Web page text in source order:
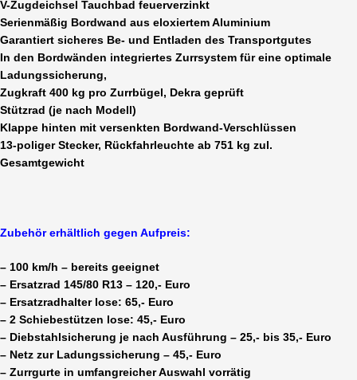
V-Zugdeichsel Tauchbad feuerverzinkt
Serienmäßig Bordwand aus eloxiertem Aluminium
Garantiert sicheres Be- und Entladen des Transportgutes
In den Bordwänden integriertes Zurrsystem für eine optimale
Ladungssicherung,
Zugkraft 400 kg pro Zurrbügel, Dekra geprüft
Stützrad (je nach Modell)
Klappe hinten mit versenkten Bordwand-Verschlüssen
13-poliger Stecker, Rückfahrleuchte ab 751 kg zul.
Gesamtgewicht
Zubehör erhältlich gegen Aufpreis:
– 100 km/h – bereits geeignet
– Ersatzrad 145/80 R13 – 120,- Euro
– Ersatzradhalter lose: 65,- Euro
– 2 Schiebestützen lose: 45,- Euro
– Diebstahlsicherung je nach Ausführung – 25,- bis 35,- Euro
– Netz zur Ladungssicherung – 45,- Euro
– Zurrgurte in umfangreicher Auswahl vorrätig